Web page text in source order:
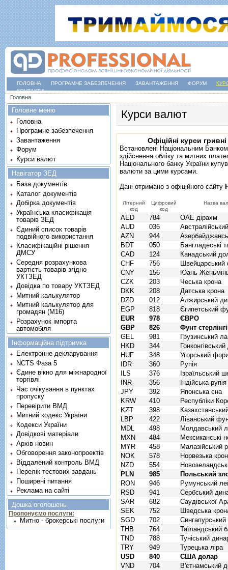
ГОЛОВНА ПРОГРАМНЕ ЗАБЕЗПЕЧЕННЯ ЗАВАНТАЖЕННЯ ФОРУМ
КОНТАКТИ
Ви є тут
Головна
Курси валют
Офіційні курси
Встановлені Національним
здійснення обліку та митних
Національного банку України
валюти за цими курсами.
Дані отримано з офіційного сайту
Літерний
код
Цифровий
код
Назва
AED 784
ОАЕ дірахм
AUD
036
AZN
944
BDT
050
Бангладеські
CAD
124
Канадський
CHF
756
Швейцарський
CNY
156
Юань
CZK
203
Чеська крона
DKK
208
Датська крона
DZD
012
Алжирський
EGP
818
Єгипетський
EUR
978
ЄВРО
GBP
826
Фунт
GEL
981
Грузинський
HKD
344
HUF
348
Угорський
IDR
360
Рупія
ILS
376
Ізраїльський
INR
356
Індійська рупія
JPY
392
Японська єна
KRW
410
Республіки
KZT
398
LBP
422
Ліванський
MDL
498
Молдавський
MXN
484
Мексиканські
MYR
458
Малазійський
NOK
578
Норвезька
NZD
554
PLN
985
Польський
RON
946
Румунський
RSD
941
Сербський
SAR
682
Саудівської
SEK
752
Шведська
SGD
702
THB
764
Таїландський
TND
788
Туніський
TRY
949
Турецька ліра
USD
840
США долар
VND
704
В'єтнамський
Головне меню
Головна
Програмне забезпечення
Завантаження
Форум
Курси валют
Навігатор ЗЕД
База документів
Каталог документів
Добірка документів
Українська класифікація
товарів ЗЕД
Єдиний список товарів
подвійного використання
Класифікаційні рішення
ДМСУ
Середня розрахункова
вартість товарів згідно
УКТЗЕД
Довідка по товару УКТЗЕД
Митний калькулятор
Митний калькулятор для
громадян (М16)
Розрахунок імпорта
автомобіля
Інформаційна підтримка
Електронне декларування
NCTS Фаза 5
Єдине вікно для міжнародної
торгівлі
Час очікування в пунктах
пропуску
Перевірити ВМД
Митний кодекс України
Кодекси України
Довідкові матеріали
Архів новин
Обговорення законопроектів
Віддалений контроль ВМД
Перелік тестових завдань
Поширені питання
Реклама на сайті
Дошка оголошень
Пропонуємо послуги:
Митно - брокерські послуги